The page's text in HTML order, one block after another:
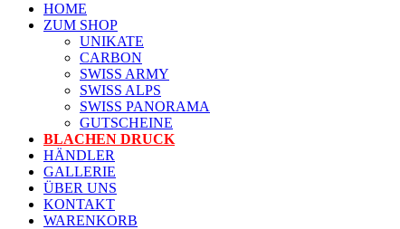
HOME
ZUM SHOP
UNIKATE
CARBON
SWISS ARMY
SWISS ALPS
SWISS PANORAMA
GUTSCHEINE
BLACHEN DRUCK
HÄNDLER
GALLERIE
ÜBER UNS
KONTAKT
WARENKORB